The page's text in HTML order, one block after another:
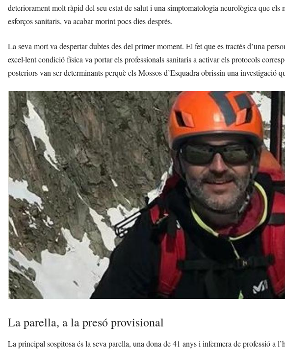
deteriorament molt ràpid del seu estat de salut i una simptomatologia neurològica que
esforços sanitaris, va acabar morint pocs dies després.
La seva mort va despertar dubtes des del primer moment. El fet que es tractés d’una
excel·lent condició física va portar els professionals sanitaris a activar els protocols
posteriors van ser determinants perquè els Mossos d’Esquadra obrissin una investigació
La parella, a la presó provisional
La principal sospitosa és la seva parella, una dona de 41 anys i infermera de professió a